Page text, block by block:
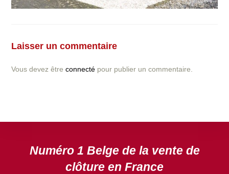
Laisser un commentaire
Vous devez êtreconnecté pour publier un commentaire.
N’hésitez pas à nous contacter ! nous vous proposerons
projet.
Numéro 1 Belge de la vente de
clôture en France